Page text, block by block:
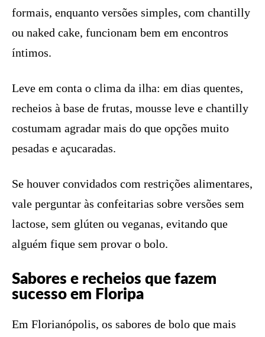
formais, enquanto versões simples, com chantilly
ou naked cake, funcionam bem em encontros
íntimos.
Leve em conta o clima da ilha: em dias quentes,
recheios à base de frutas, mousse leve e chantilly
costumam agradar mais do que opções muito
pesadas e açucaradas.
Se houver convidados com restrições alimentares,
vale perguntar às confeitarias sobre versões sem
lactose, sem glúten ou veganas, evitando que
alguém fique sem provar o bolo.
Sabores e recheios que fazem
sucesso em Floripa
Em Florianópolis, os sabores de bolo que mais